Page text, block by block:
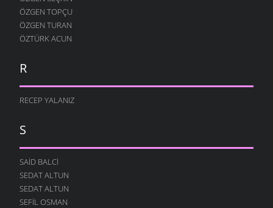
ÖZGEN TOPÇU
ÖZGEN TURAN
ÖZTÜRK ACUN
R
RECEP YALANIZ
S
SAID BALCI
SEDAT ALTUN
SEDAT ALTUN
SEFIL OSMAN